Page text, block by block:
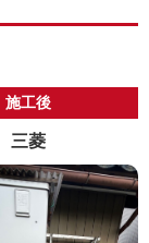
施工後
三菱